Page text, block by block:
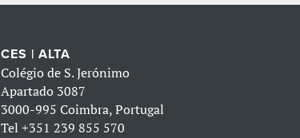
CES | ALTA
Colégio de S. Jerónimo
Apartado 3087
3000-995 Coimbra, Portugal
Tel+351 239 855 570